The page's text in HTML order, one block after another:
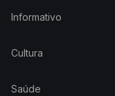
Informativo
Cultura
Saúde